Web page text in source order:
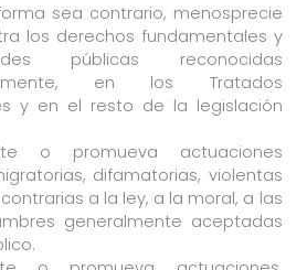
sea contrario, menosprecie
los derechos fundamentales y
públicas reconocidas
en los Tratados
y en el resto de la legislación
o promueva actuaciones
difamatorias, violentas
a la ley, a la moral, a las
generalmente aceptadas
*